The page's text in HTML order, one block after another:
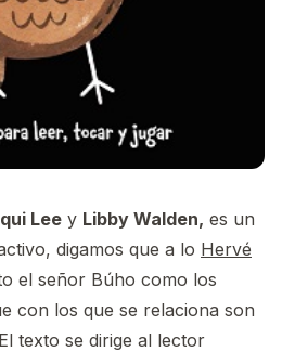
Lee y Libby Walden, es un
digamos que a lo Hervé
el señor Búho como los
con los que se relaciona son
texto se dirige al lector